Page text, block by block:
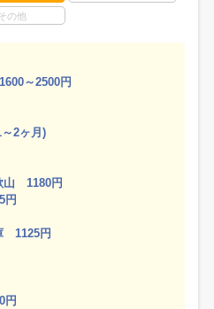
の他
～2500円
2ヶ月)
山 1180円
円
1125円
円